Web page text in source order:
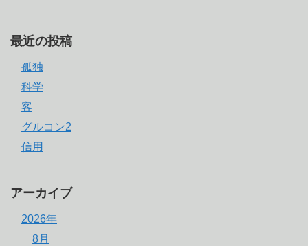
最近の投稿
孤独
科学
客
グルコン2
信用
アーカイブ
2026年
8月